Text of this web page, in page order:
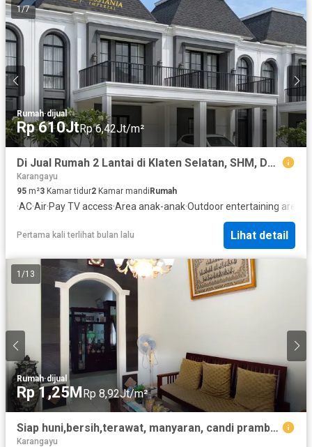
1/7
Rumah·dijual
Rp 610JtRp 6,42Jt/m²
Di Jual Rumah 2 Lantai di Klaten Selatan, SHM, Dekat RSUP Soeradji Tirtonegoro
Karangayu
95 m²3 Kamar tidur2 Kamar mandi Rumah
·AC·Air·Pay TV access·Area anak-anak·Outdoor entertaining area
Pertama kali terlihat bulan lalu Lihat detail
1 /13
Rumah·dijual
Rp 1,25MRp 8,92Jt/m²
Siap huni,bersih,terawat, manyaran, candi prambanan, candi penataran
Karangayu